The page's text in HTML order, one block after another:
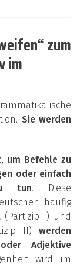
zum
im
Sie werden
um Befehle zu
oder einfach
tun. Diese
häufig
(Partizip I) und
II) werden
Adjektive
wird im